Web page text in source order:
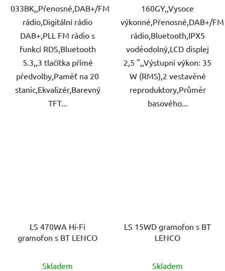
033BK,,Přenosné,DAB+/FM
rádio,Digitální rádio
DAB+,PLL FM rádio s
funkcí RDS,Bluetooth
5.3,,3 tlačítka přímé
předvolby,Paměť na 20
stanic,Ekvalizér,Barevný
TFT...
160GY,,Vysoce
výkonné,Přenosné,DAB+/FM
rádio,Bluetooth,IPX5
voděodolný,LCD displej
2,5 ",,Výstupní výkon: 35
W (RMS),2 vestavěné
reproduktory,Průměr
basového...
LS 470WA Hi-Fi
gramofon s BT LENCO
Skladem
LS 15WD gramofon s BT
LENCO
Skladem